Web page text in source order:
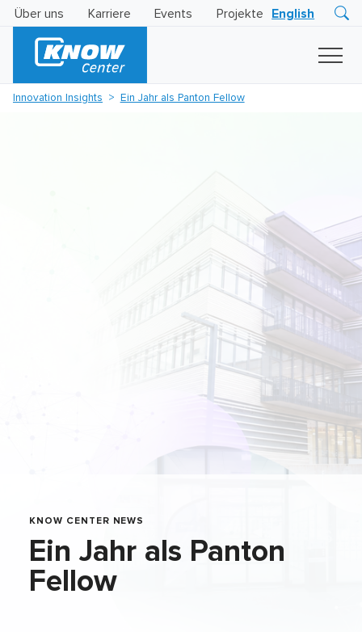
Über uns Karriere Events Projekte English
Insights
Innovation Insights Ein Jahr als Panton Fellow
KNOW CENTER NEWS
Ein Jahr als Panton
Fellow